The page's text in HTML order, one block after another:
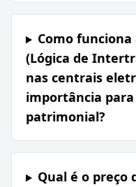
Como
(Lógica de
nas centrais
importância
patrimonial?
Qual é o preço